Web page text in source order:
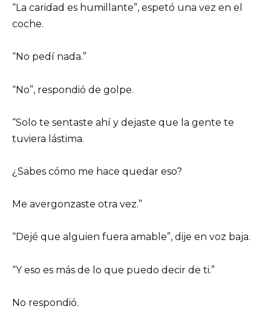
“La caridad es humillante”, espetó una vez en el
coche.
“No pedí nada.”
“No”, respondió de golpe.
“Solo te sentaste ahí y dejaste que la gente te
tuviera lástima.
¿Sabes cómo me hace quedar eso?
Me avergonzaste otra vez.”
“Dejé que alguien fuera amable”, dije en voz baja.
“Y eso es más de lo que puedo decir de ti.”
No respondió.